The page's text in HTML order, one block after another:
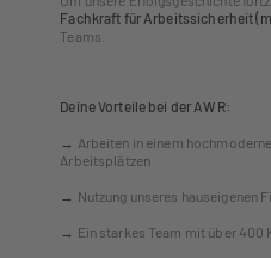
Fachkraft für Arbeitssicherheit
Teams.
Deine Vorteile bei der AWR:
→ Arbeiten in einem
Arbeitsplätzen
→ Nutzung unseres hauseigenen
→ Ein starkes Team mit über 400